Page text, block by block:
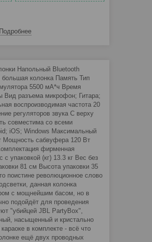
Подробнее
Напольный Bluetooth
колонка Память Тип
5500 мА*ч Время
Вид разъема микрофон; Гитара;
воспроизводимая частота 20
регуляторов звука С верху
совместима со всеми
iOS; Windows Максимальный
Мощность сабвуфера 120 Вт
фирменная
упаковкой (кг) 13.3 кг Вес без
81 см Высота упаковки 35
поистине революционное слово
данная колонка
с мощнейшим басом, но в
подойдёт для проведения
"убийцей JBL PartyBox",
насыщенный и кристально
в комплекте - всё что
ещё двух проводных